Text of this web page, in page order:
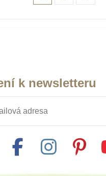
k newsletteru